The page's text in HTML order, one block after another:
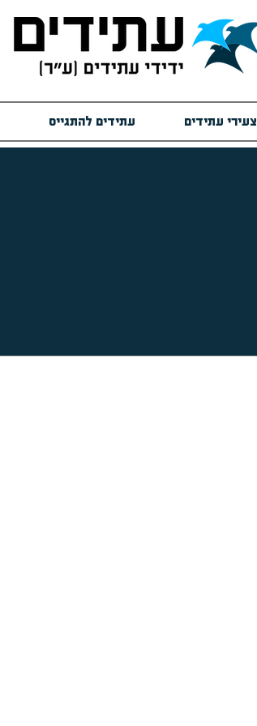
צעירי עתידים עתידים להתגייס